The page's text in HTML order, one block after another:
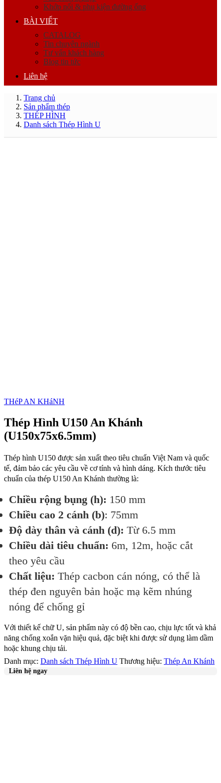
Khớp nối & phụ kiện đường ống
BÀI VIẾT
CATALOG
Tin chuyên ngành
Tư vấn khách hàng
Blog tin tức
Liên hệ
Trang chủ
Sản phẩm thép
THÉP HÌNH
Danh sách Thép Hình U
THéP AN KHáNH
Thép Hình U150 An Khánh
(U150x75x6.5mm)
Thép hình U150 được sản xuất theo tiêu chuẩn Việt Nam và quốc
tế, đảm bảo các yêu cầu về cơ tính và hình dáng. Kích thước tiêu
chuẩn của thép U150 An Khánh thường là:
Chiều rộng bụng (h): 150 mm
Chiều cao 2 cánh (b): 75mm
Độ dày thân và cánh (d): Từ 6.5 mm
Chiều dài tiêu chuẩn: 6m, 12m, hoặc cắt
theo yêu cầu
Chất liệu: Thép cacbon cán nóng, có thể là
thép đen nguyên bản hoặc mạ kẽm nhúng
nóng để chống gỉ
Với thiết kế chữ U, sản phẩm này có độ bền cao, chịu lực tốt và khả
năng chống xoắn vặn hiệu quả, đặc biệt khi được sử dụng làm dầm
hoặc khung chịu tải.
Danh mục: Danh sách Thép Hình U Thương hiệu: Thép An Khánh
Liên hệ ngay